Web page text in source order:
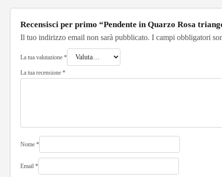
Recensisci per primo “Pendente in Quarzo Rosa
Il tuo indirizzo email non sarà pubblicato. I campi obbligatori
La tua valutazione *
La tua recensione *
Nome *
Email *